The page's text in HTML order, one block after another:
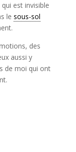
est invisible
le sous-sol
des
aussi y
de moi qui ont